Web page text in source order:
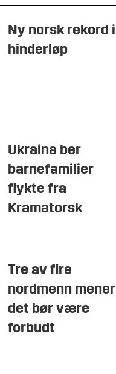
Ny norsk rekord i
hinderløp
Ukraina ber
barnefamilier
flykte fra
Kramatorsk
Tre av fire
nordmenn mener
det bør være
forbudt